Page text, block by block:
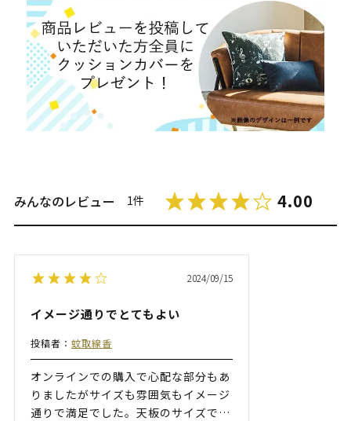
みんなのレビュー 1件 4.00
2024/09/15
イメージ通りでとてもよい
投稿者： 蚊取線香
オンラインでの購入で心配な部分もあ
りましたがサイズも雰囲気もイメージ
通りで満足でした。天板のサイズで…